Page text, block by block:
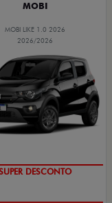
MOBI
MOBI LIKE 1.0 2026
2026/2026
TAXA ZERO